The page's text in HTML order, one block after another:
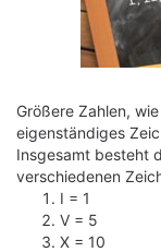
Größere Zahlen,
eigenständiges
Insgesamt besteht
verschiedenen
I = 1
V = 5
X = 10